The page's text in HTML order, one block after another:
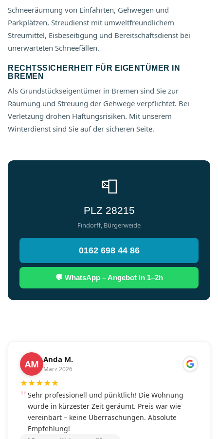
Schneeräumung von Einfahrten, Gehwegen und
Parkplätzen, Streudienst mit umweltfreundlichem
Streumittel, Eisbeseitigung und Bereitschaftsdienst bei
unerwarteten Schneefällen.
RECHTSSICHERHEIT FÜR EIGENTÜMER IN
BREMEN
Als Grundstückseigentümer in Bremen sind Sie zur
Räumung und Streuung der Gehwege verpflichtet. Bei
Verletzung drohen Haftungsrisiken. Mit unserem
Winterdienst sind Sie auf der sicheren Seite.
📮
PLZ 28215
Findorff, Bürgerweide
0162 698 44 86
💬 WhatsApp – Angebot in 1–2h
AM Anda M.
März 2026
★★★★★
Sehr professionell und pünktlich! Die Wohnung
wurde in kürzester Zeit geräumt. Preis war wie
vereinbart – keine Überraschungen. Absolute
Empfehlung!